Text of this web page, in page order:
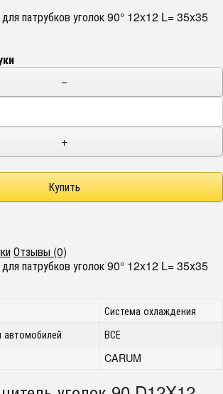
для патрубков уголок 90° 12x12 L= 35x35
−
+
Отзывы (0)
для патрубков уголок 90° 12x12 L= 35x35
Система охлаждения
ВСЕ
CARUM